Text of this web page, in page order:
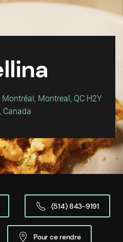
Montreal, QC H2Y
Canada
(514) 843-9191
Pour ce rendre